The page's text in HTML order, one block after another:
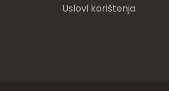
Uslovi korištenja